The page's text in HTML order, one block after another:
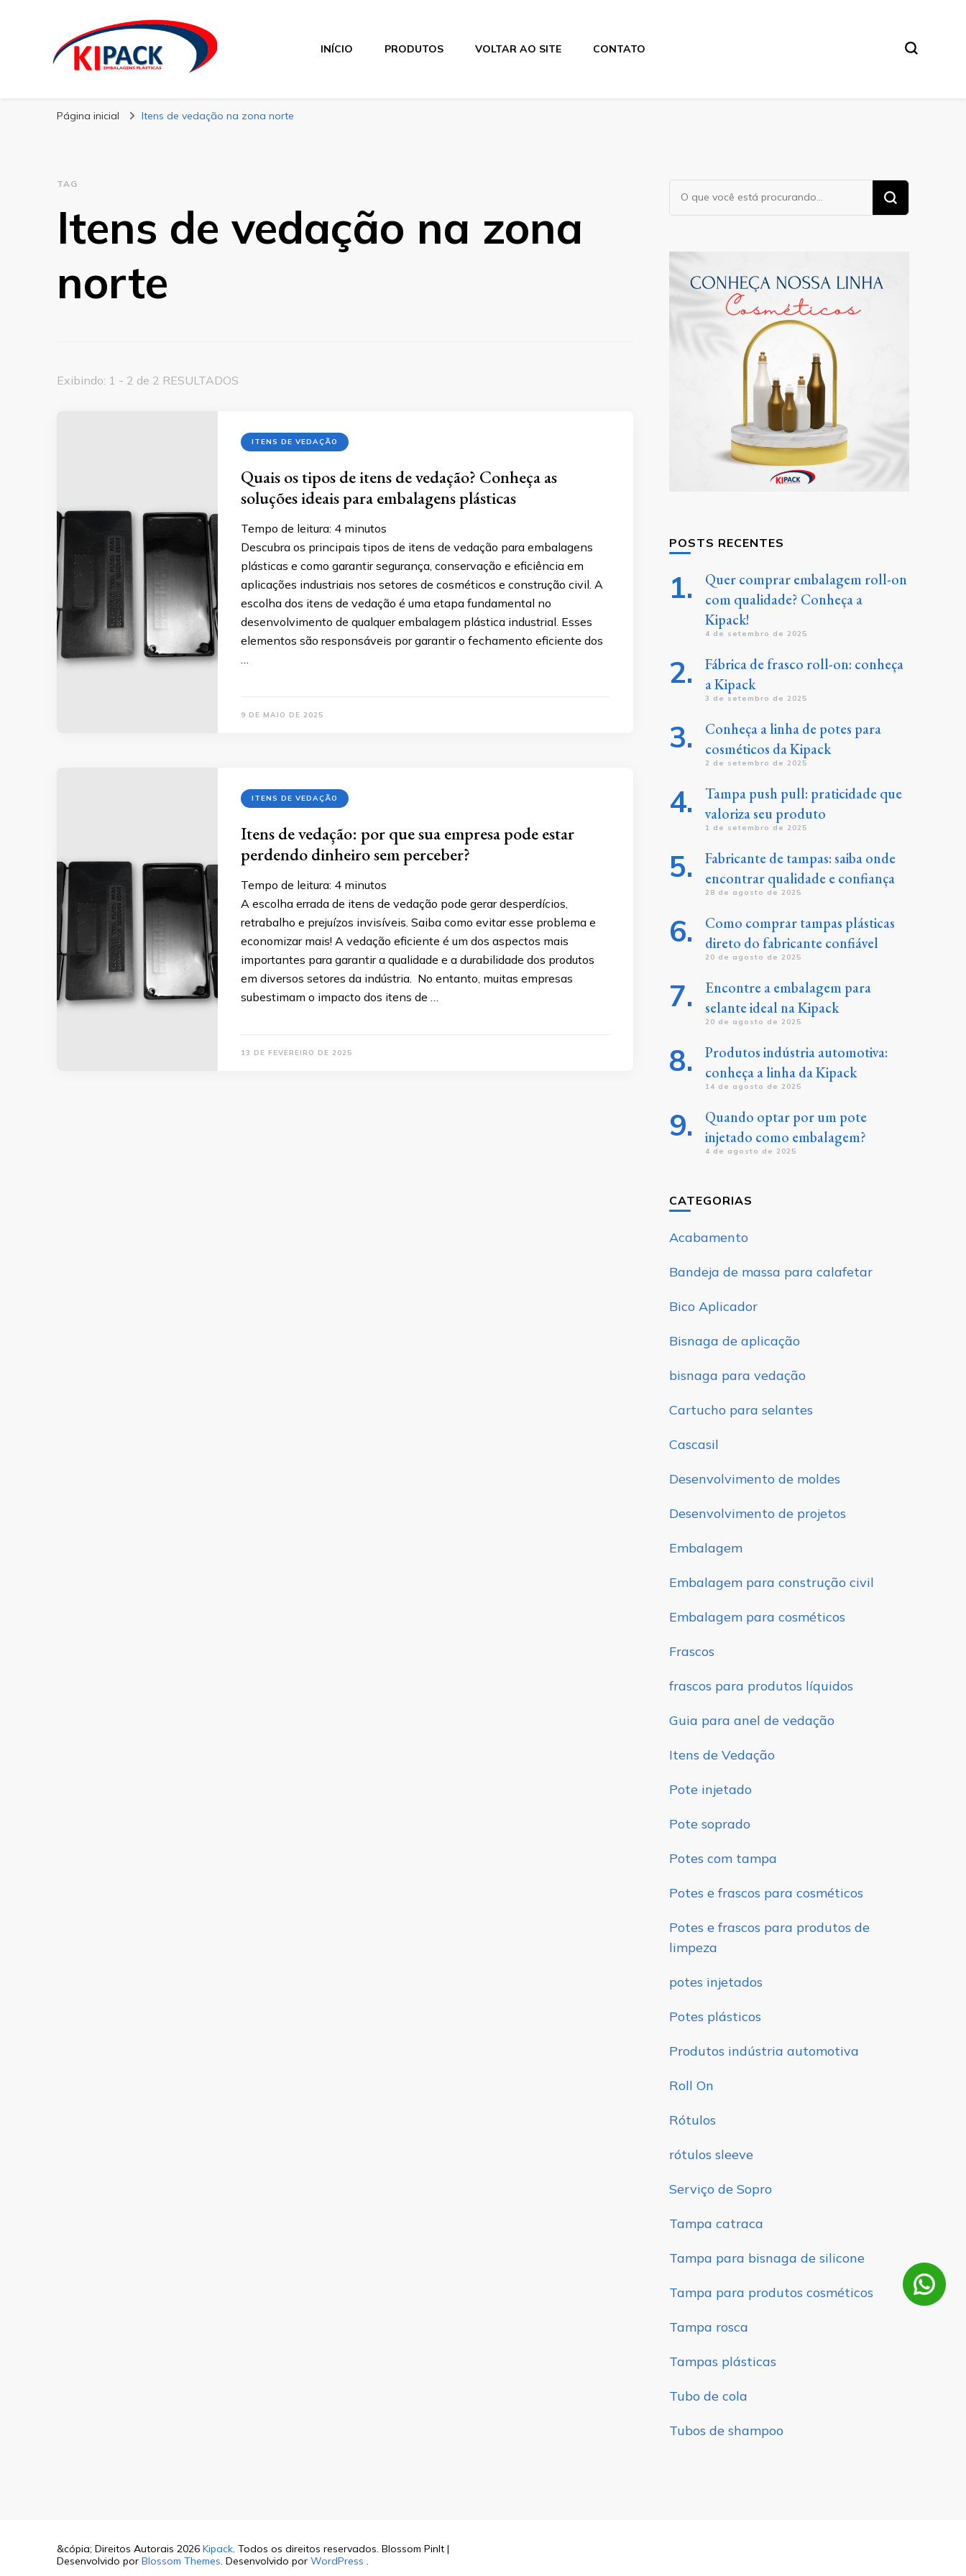
Kipack
INÍCIO PRODUTOS VOLTAR AO SITE CONTATO
Página inicial Itens de vedação na zona norte
TAG
Itens de vedação na zona
norte
Exibindo: 1 - 2 de 2 RESULTADOS
ITENS DE VEDAÇÃO
Quais os tipos de itens de vedação? Conheça as
soluções ideais para embalagens plásticas
Tempo de leitura: 4 minutos
Descubra os principais tipos de itens de vedação para embalagens
plásticas e como garantir segurança, conservação e eficiência em
aplicações industriais nos setores de cosméticos e construção civil. A
escolha dos itens de vedação é uma etapa fundamental no
desenvolvimento de qualquer embalagem plástica industrial. Esses
elementos são responsáveis por garantir o fechamento eficiente dos
9 DE MAIO DE 2025
ITENS DE VEDAÇÃO
Itens de vedação: por que sua empresa pode estar
perdendo dinheiro sem perceber?
Tempo de leitura: 4 minutos
A escolha errada de itens de vedação pode gerar desperdícios,
retrabalho e prejuízos invisíveis. Saiba como evitar esse problema e
economizar mais! A vedação eficiente é um dos aspectos mais
importantes para garantir a qualidade e a durabilidade dos produtos
em diversos setores da indústria. No entanto, muitas empresas
subestimam o impacto dos itens de …
13 DE FEVEREIRO DE 2025
Procurando
algo?
POSTS RECENTES
Quer comprar embalagem roll-on
com qualidade? Conheça a
Kipack!
4 de setembro de 2025
Fábrica de frasco roll-on: conheça
a Kipack
3 de setembro de 2025
Conheça a linha de potes para
cosméticos da Kipack
2 de setembro de 2025
Tampa push pull: praticidade que
valoriza seu produto
1 de setembro de 2025
Fabricante de tampas: saiba onde
encontrar qualidade e confiança
28 de agosto de 2025
Como comprar tampas plásticas
direto do fabricante confiável
20 de agosto de 2025
Encontre a embalagem para
selante ideal na Kipack
20 de agosto de 2025
Produtos indústria automotiva:
conheça a linha da Kipack
14 de agosto de 2025
Quando optar por um pote
injetado como embalagem?
4 de agosto de 2025
CATEGORIAS
Acabamento
Bandeja de massa para calafetar
Bico Aplicador
Bisnaga de aplicação
bisnaga para vedação
Cartucho para selantes
Cascasil
Desenvolvimento de moldes
Desenvolvimento de projetos
Embalagem
Embalagem para construção civil
Embalagem para cosméticos
Frascos
frascos para produtos líquidos
Guia para anel de vedação
Itens de Vedação
Pote injetado
Pote soprado
Potes com tampa
Potes e frascos para cosméticos
Potes e frascos para produtos de
limpeza
potes injetados
Potes plásticos
Produtos indústria automotiva
Roll On
Rótulos
rótulos sleeve
Serviço de Sopro
Tampa catraca
Tampa para bisnaga de silicone
Tampa para produtos cosméticos
Tampa rosca
Tampas plásticas
Tubo de cola
Tubos de shampoo
&cópia; Direitos Autorais 2026 Kipack. Todos os direitos reservados. Blossom PinIt |
Desenvolvido por Blossom Themes. Desenvolvido por WordPress .